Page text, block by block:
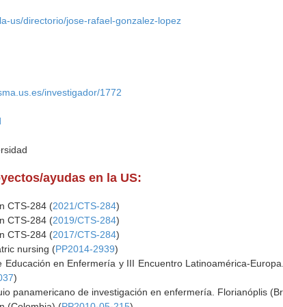
us/directorio/jose-rafael-gonzalez-lopez
investigador/1772
ayudas en la US:
CTS-284 (2021/CTS-284)
CTS-284 (2019/CTS-284)
CTS-284 (2017/CTS-284)
nursing (PP2014-2939)
Educación en Enfermería y III Encuentro Latinoamérica-
)
panamericano de investigación en enfermería. Florianóplis